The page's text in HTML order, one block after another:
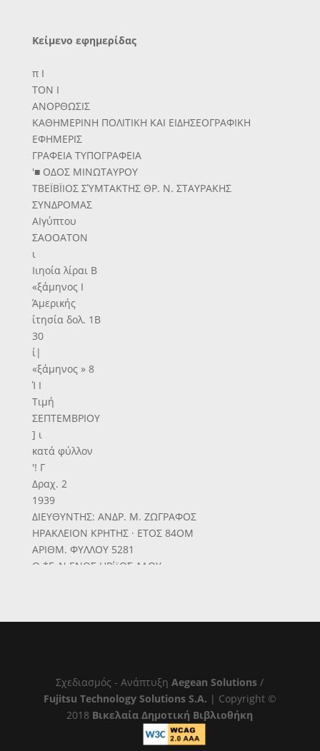
Κείμενο εφημερίδας
π Ι
ΤΟΝ Ι
ΑΝΟΡΘΩΣΙΣ
ΚΑΘΗΜΕΡΙΝΗ ΠΟΛΙΤΙΚΗ ΚΑΙ ΕΙΔΗΣΕΟΓΡΑΦΙΚΗ
ΕΦΗΜΕΡΙΣ
ΓΡΑΦΕΙΑ ΤΥΠΟΓΡΑΦΕΙΑ
'■ ΟΔΟΣ ΜΙΝΩΤΑΥΡΟΥ
ΤΒΕΪΒΪΙΟΣ ΣΎΜΤΑΚΤΗΣ ΘΡ. Ν. ΣΤΑΥΡΑΚΗΣ
ΣΥΝΔΡΟΜΑΣ
ΑΙγύπτου
ΣΑΟΟΑΤΟΝ
ι
Ιιηοία λίραι Β
«ξάμηνος Ι
Άμερικής
ίτησία δολ. 1Β
30
ί|
«ξάμηνος » 8
Ί Ι
Τιμή
ΣΕΠΤΕΜΒΡΙΟΥ
] ι
κατά φύλλον
'! Γ
Δραχ. 2
1939
ΔΙΕΥΘΥΝΤΗΣ: ΑΝΔΡ. Μ. ΖΩΓΡΑΦΟΣ
ΗΡΑΚΛΕΙΟΝ ΚΡΗΤΗΣ · ΕΤΟΣ 84ΟΜ
ΑΡΙΘΜ. ΦΥΛΛΟΥ 5281
Ο *Γ«Ν ΕΝΟΣ ΗΡίϊΟΣ ΛΑΟΥ
είς εΐδικάς σχεδίας διά νά διεκπεραιωθοΰν είς την
άλλην όχθην τοϋ Βιστούλα.
Βαίνουν
άλλά δέν άπέκσμε νάνθίσταται
Σχεδιασμός - ΑνάπτυξηAegean Solutions /
Fujitsu Technology Solutions S.A. | Copyright ©
2018 Βικελαία Δημοτική Βιβλιοθήκη